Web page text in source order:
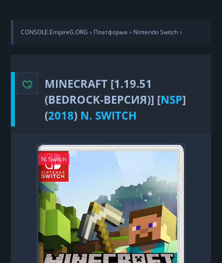
CONSOLE.EmpireG.ORG » Платформа » Nintendo Switch»
MINECRAFT [1.19.51
(BEDROCK-ВЕРСИЯ)] [NSP]
(2018) N. SWITCH
N. Switch